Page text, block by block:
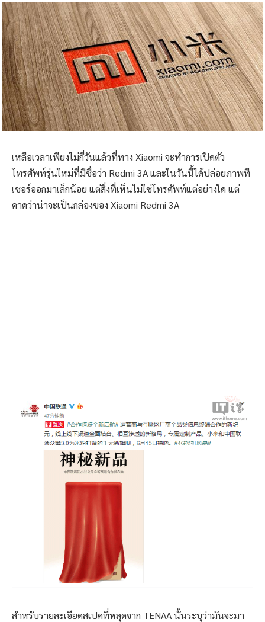
เหลือเวลาเพียงไม่กี่วันแล้วที่ทาง Xiaomi จะทำการเปิดตัว
โทรศัพท์รุ่นใหม่ที่มีชื่อว่า Redmi 3A และในวันนี้ได้ปล่อยภาพที
เซอร์ออกมาเล็กน้อย แต่สิ่งที่เห็นไม่ใช่โทรศัพท์แต่อย่างใด แต่
คาดว่าน่าจะเป็นกล่องของ Xiaomi Redmi 3A
สำหรับรายละเอียดสเปคที่หลุดจาก TENAA นั้นระบุว่ามันจะมา